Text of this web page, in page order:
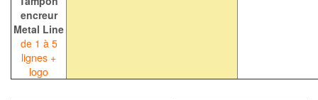
encreur
Metal Line
de 1 à 5
lignes +
logo